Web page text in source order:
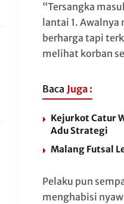
“Tersangka
lantai 1.
berharga tapi
melihat korban
Baca Juga :
Kejurkot Catur
Adu Strategi
Malang Futsal
Pelaku pun
menghabisi